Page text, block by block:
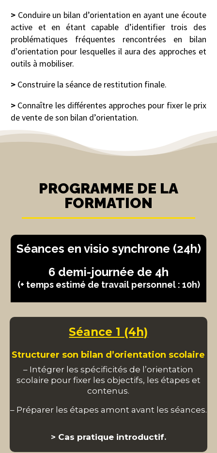
> Conduire un bilan d’orientation en ayant une écoute
active et en étant capable d’identifier trois des
problématiques fréquentes rencontrées en bilan
d’orientation pour lesquelles il aura des approches et
outils à mobiliser.
> Construire la séance de restitution finale.
> Connaître les différentes approches pour fixer le prix
de vente de son bilan d’orientation.
PROGRAMME DE LA
FORMATION
Séances en visio synchrone (24h)
6 demi-journée de 4h
(+ temps estimé de travail personnel : 10h)
Séance 1 (4h)
Structurer son bilan d’orientation scolaire
– Intégrer les spécificités de l’orientation
scolaire pour fixer les objectifs, les étapes et
contenus.
– Préparer les étapes amont avant les séances.
> Cas pratique introductif.